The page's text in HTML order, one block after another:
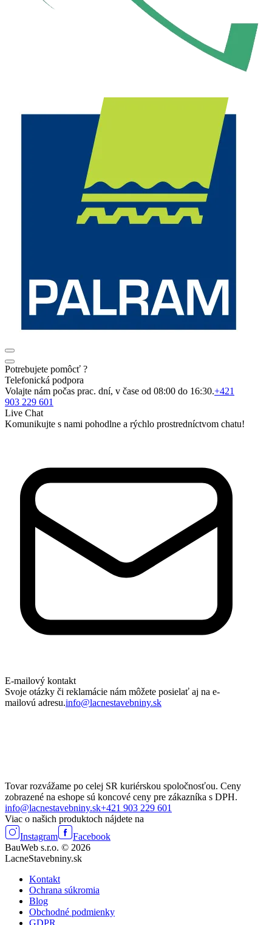
Potrebujete pomôcť ?
Telefonická podpora
Volajte nám počas prac. dní, v čase od 08:00 do 16:30.+421
903 229 601
Live Chat
Komunikujte s nami pohodlne a rýchlo prostredníctvom chatu!
E-mailový kontakt
Svoje otázky či reklamácie nám môžete posielať aj na e-
mailovú adresu.info@lacnestavebniny.sk
Tovar rozvážame po celej SR kuriérskou spoločnosťou. Ceny
zobrazené na eshope sú koncové ceny pre zákazníka s DPH.
info@lacnestavebniny.sk+421 903 229 601
Viac o našich produktoch nájdete na
Instagram
Facebook
BauWeb s.r.o. © 2026
LacneStavebniny.sk
Kontakt
Ochrana súkromia
Blog
Obchodné podmienky
GDPR